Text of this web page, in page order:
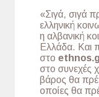
«Σιγά, σιγά
ελληνική
η αλβανική
Ελλάδα. Και
στο
στο συνεχές
βάρος θα
οποίες θα